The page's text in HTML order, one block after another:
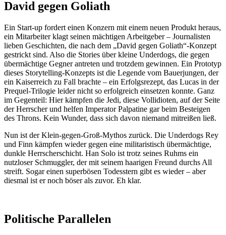
David gegen Goliath
Ein Start-up fordert einen Konzern mit einem neuen Produkt heraus,
ein Mitarbeiter klagt seinen mächtigen Arbeitgeber – Journalisten
lieben Geschichten, die nach dem „David gegen Goliath“-Konzept
gestrickt sind. Also die Stories über kleine Underdogs, die gegen
übermächtige Gegner antreten und trotzdem gewinnen. Ein Prototyp
dieses Storytelling-Konzepts ist die Legende vom Bauerjungen, der
ein Kaiserreich zu Fall brachte – ein Erfolgsrezept, das Lucas in der
Prequel-Trilogie leider nicht so erfolgreich einsetzen konnte. Ganz
im Gegenteil: Hier kämpfen die Jedi, diese Vollidioten, auf der Seite
der Herrscher und helfen Imperator Palpatine gar beim Besteigen
des Throns. Kein Wunder, dass sich davon niemand mitreißen ließ.
Nun ist der Klein-gegen-Groß-Mythos zurück. Die Underdogs Rey
und Finn kämpfen wieder gegen eine militaristisch übermächtige,
dunkle Herrscherschicht. Han Solo ist trotz seines Ruhms ein
nutzloser Schmuggler, der mit seinem haarigen Freund durchs All
streift. Sogar einen superbösen Todesstern gibt es wieder – aber
diesmal ist er noch böser als zuvor. Eh klar.
Politische Parallelen